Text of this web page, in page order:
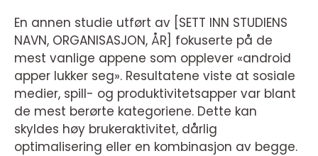
En annen studie utført av [SETT INN STUDIENS
NAVN, ORGANISASJON, ÅR] fokuserte på de
mest vanlige appene som opplever «android
apper lukker seg». Resultatene viste at sosiale
medier, spill- og produktivitetsapper var blant
de mest berørte kategoriene. Dette kan
skyldes høy brukeraktivitet, dårlig
optimalisering eller en kombinasjon av begge.